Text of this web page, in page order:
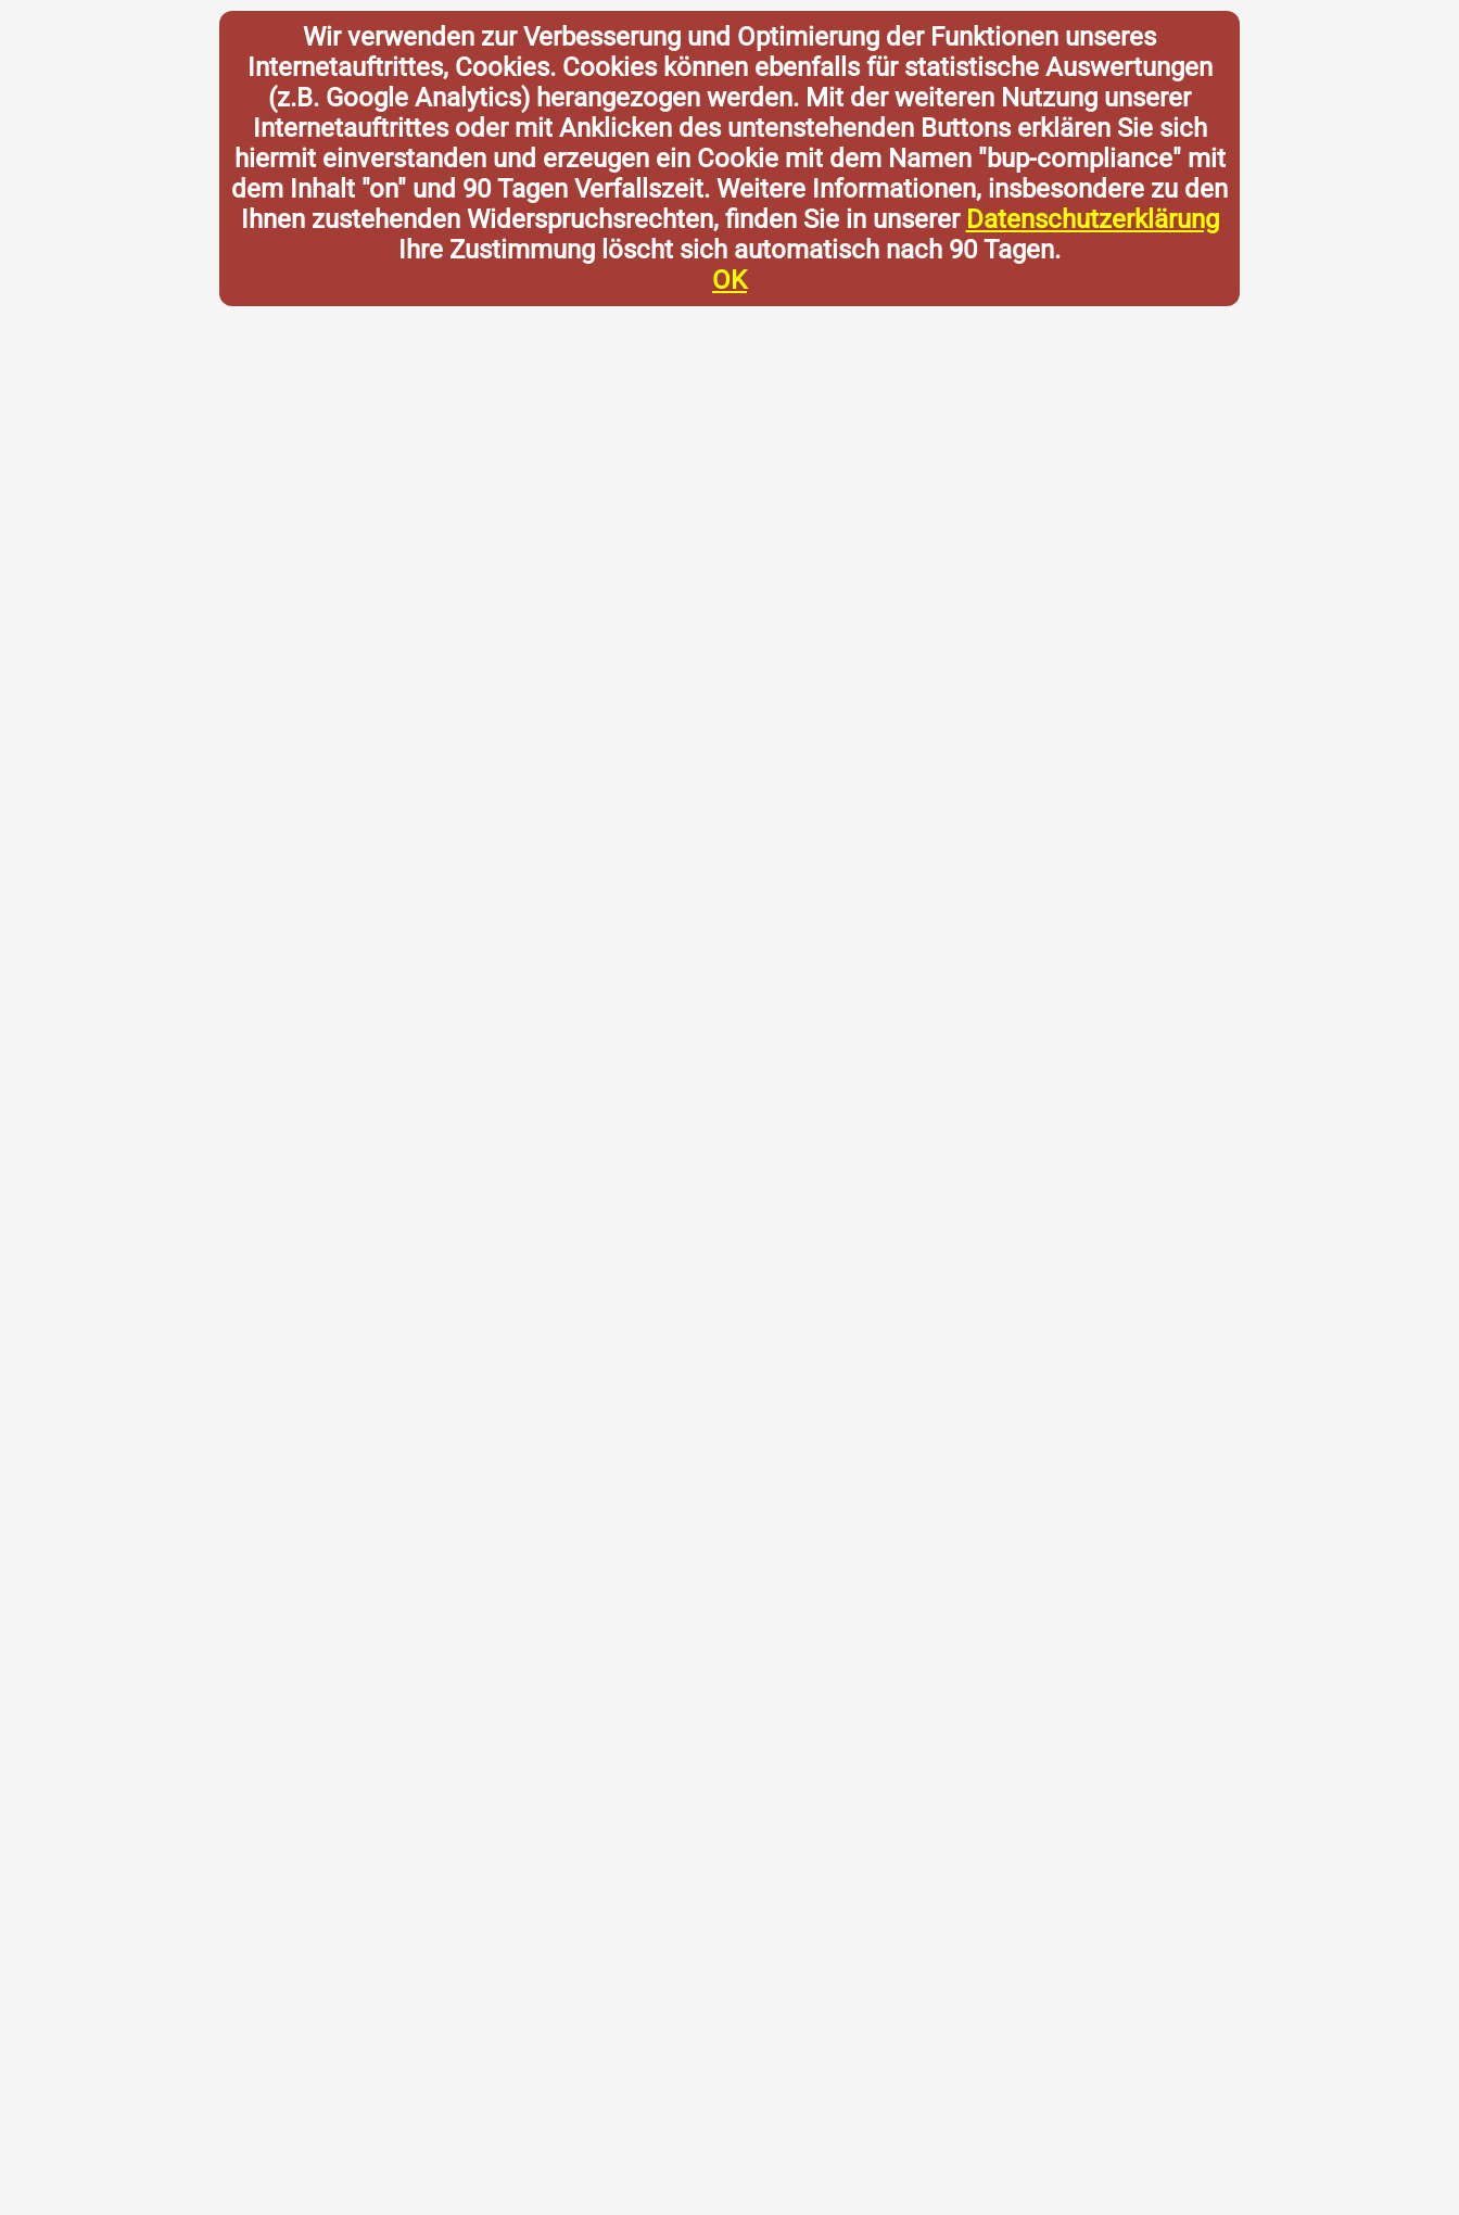
Wir verwenden zur Verbesserung und Optimierung der Funktionen unseres
Internetauftrittes, Cookies. Cookies können ebenfalls für statistische Auswertungen
(z.B. Google Analytics) herangezogen werden. Mit der weiteren Nutzung unserer
Internetauftrittes oder mit Anklicken des untenstehenden Buttons erklären Sie sich
hiermit einverstanden und erzeugen ein Cookie mit dem Namen "bup-compliance" mit
dem Inhalt "on" und 90 Tagen Verfallszeit. Weitere Informationen, insbesondere zu den
Ihnen zustehenden Widerspruchsrechten, finden Sie in unserer Datenschutzerklärung
Ihre Zustimmung löscht sich automatisch nach 90 Tagen.
OK